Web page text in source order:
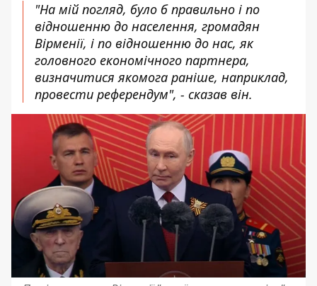
"На мій погляд, було б правильно і по
відношенню до населення, громадян
Вірменії, і по відношенню до нас, як
головного економічного партнера,
визначитися якомога раніше, наприклад,
провести референдум", - сказав він.